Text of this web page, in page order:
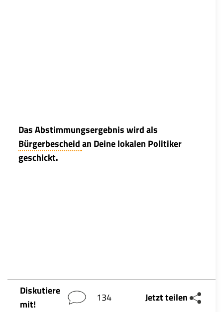
Das Abstimmungsergebnis wird als
Bürgerbescheidan Deine lokalen Politiker
geschickt.
Diskutiere
mit!
134 Jetzt teilen